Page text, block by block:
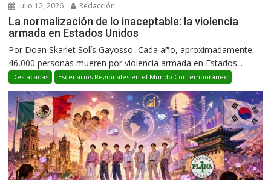
julio 12, 2026 Redacción
La normalización de lo inaceptable: la violencia
armada en Estados Unidos
Por Doan Skarlet Solís Gayosso Cada año, aproximadamente
46,000 personas mueren por violencia armada en Estados...
Destacadas Escenarios Regionales en el Mundo Contemporáneo